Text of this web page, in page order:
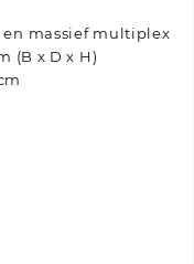
en massief multiplex
(B x D x H)